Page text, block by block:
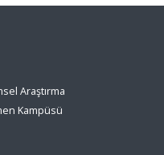
Araştırma
Kampüsü